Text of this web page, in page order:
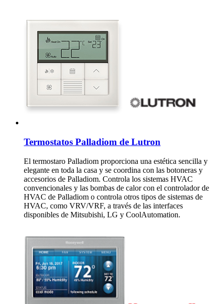
Termostatos Palladiom de Lutron
El termostaro Palladiom proporciona una estética sencilla y
elegante en toda la casa y se coordina con las botoneras y
accesorios de Palladiom. Controla los sistemas HVAC
convencionales y las bombas de calor con el controlador de
HVAC de Palladiom o controla otros tipos de sistemas de
HVAC, como VRV/VRF, a través de las interfaces
disponibles de Mitsubishi, LG y CoolAutomation.